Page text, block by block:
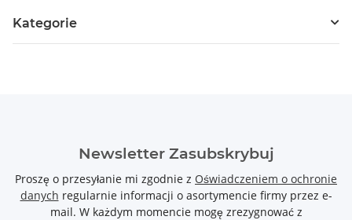
Kategorie
Newsletter Zasubskrybuj
Proszę o przesyłanie mi zgodnie z Oświadczeniem o ochronie
danych regularnie informacji o asortymencie firmy przez e-
mail. W każdym momencie mogę zrezygnować z